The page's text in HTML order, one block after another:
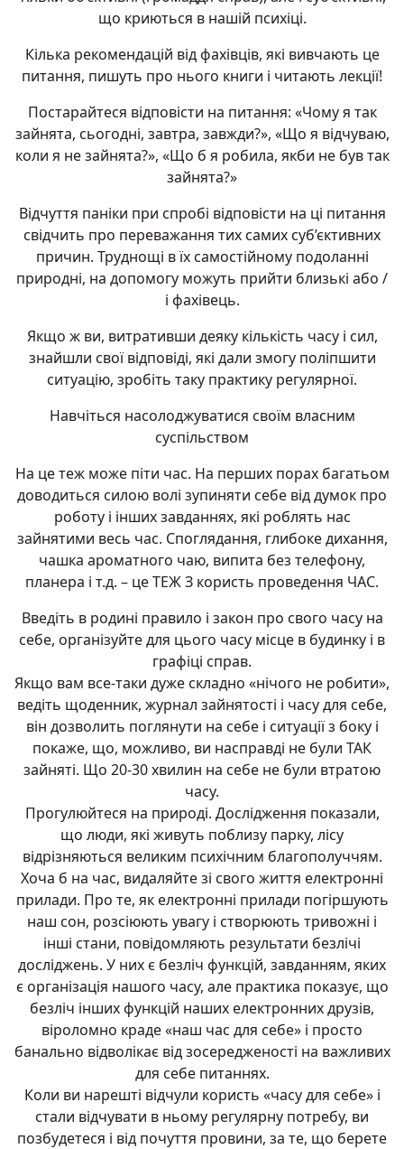
що криються в нашій психіці.
Кілька рекомендацій від фахівців, які вивчають це
питання, пишуть про нього книги і читають лекції!
Постарайтеся відповісти на питання: «Чому я так
зайнята, сьогодні, завтра, завжди?», «Що я відчуваю,
коли я не зайнята?», «Що б я робила, якби не був так
зайнята?»
Відчуття паніки при спробі відповісти на ці питання
свідчить про переважання тих самих суб’єктивних
причин. Труднощі в їх самостійному подоланні
природні, на допомогу можуть прийти близькі або /
і фахівець.
Якщо ж ви, витративши деяку кількість часу і сил,
знайшли свої відповіді, які дали змогу поліпшити
ситуацію, зробіть таку практику регулярної.
Навчіться насолоджуватися своїм власним
суспільством
На це теж може піти час. На перших порах багатьом
доводиться силою волі зупиняти себе від думок про
роботу і інших завданнях, які роблять нас
зайнятими весь час. Споглядання, глибоке дихання,
чашка ароматного чаю, випита без телефону,
планера і т.д. – це ТЕЖ З користь проведення ЧАС.
Введіть в родині правило і закон про свого часу на
себе, організуйте для цього часу місце в будинку і в
графіці справ.
Якщо вам все-таки дуже складно «нічого не робити»,
ведіть щоденник, журнал зайнятості і часу для себе,
він дозволить поглянути на себе і ситуації з боку і
покаже, що, можливо, ви насправді не були ТАК
зайняті. Що 20-30 хвилин на себе не були втратою
часу.
Прогулюйтеся на природі. Дослідження показали,
що люди, які живуть поблизу парку, лісу
відрізняються великим психічним благополуччям.
Хоча б на час, видаляйте зі свого життя електронні
прилади. Про те, як електронні прилади погіршують
наш сон, розсіюють увагу і створюють тривожні і
інші стани, повідомляють результати безлічі
досліджень. У них є безліч функцій, завданням, яких
є організація нашого часу, але практика показує, що
безліч інших функцій наших електронних друзів,
віроломно краде «наш час для себе» і просто
банально відволікає від зосередженості на важливих
для себе питаннях.
Коли ви нарешті відчули користь «часу для себе» і
стали відчувати в ньому регулярну потребу, ви
позбудетеся і від почуття провини, за те, що берете